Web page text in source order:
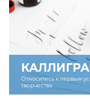
Относитесь к первым
творчества.